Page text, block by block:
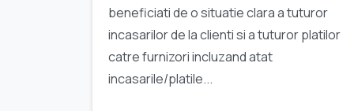
beneficiati de o situatie clara a tuturor
incasarilor de la clienti si a tuturor platilor
catre furnizori incluzand atat
incasarile/platile...